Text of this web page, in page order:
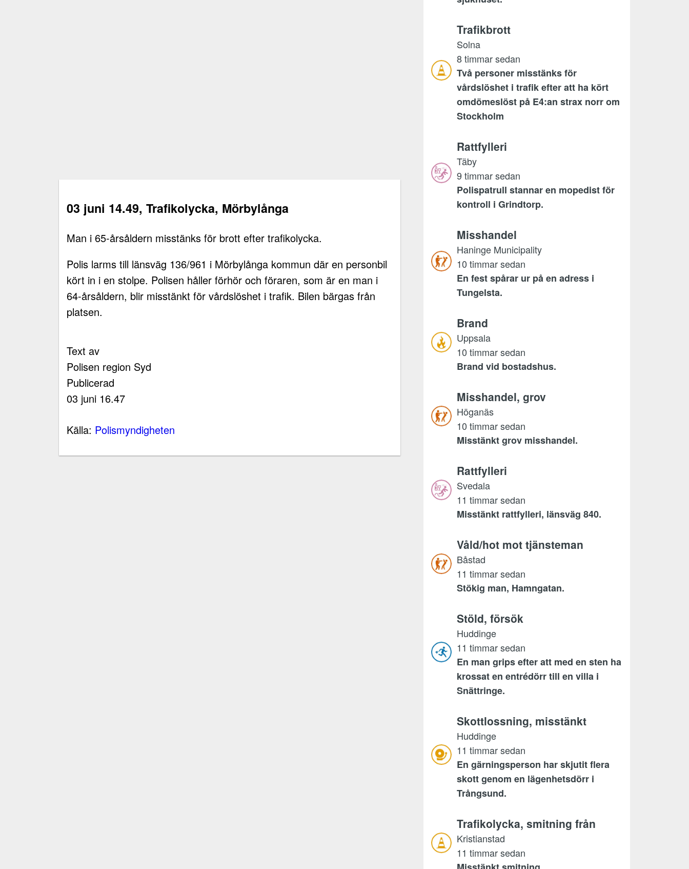
03 juni 14.49, Trafikolycka, Mörbylånga
Man i 65-årsåldern misstänks för brott efter trafikolycka.
Polis larms till länsväg 136/961 i Mörbylånga kommun där en personbil
kört in i en stolpe. Polisen håller förhör och föraren, som är en man i
64-årsåldern, blir misstänkt för vårdslöshet i trafik. Bilen bärgas från
platsen.
Text av
Polisen region Syd
Publicerad
03 juni 16.47
Källa: Polismyndigheten
Trafikbrott
Solna
8 timmar sedan
Två personer misstänks för
vårdslöshet i trafik efter att ha kört
omdömeslöst på E4:an strax norr om
Stockholm
Rattfylleri
Täby
9 timmar sedan
Polispatrull stannar en mopedist för
kontroll i Grindtorp.
Misshandel
Haninge Municipality
10 timmar sedan
En fest spårar ur på en adress i
Tungelsta.
Brand
Uppsala
10 timmar sedan
Brand vid bostadshus.
Misshandel, grov
Höganäs
10 timmar sedan
Misstänkt grov misshandel.
Rattfylleri
Svedala
11 timmar sedan
Misstänkt rattfylleri, länsväg 840.
Våld/hot mot tjänsteman
Båstad
11 timmar sedan
Stökig man, Hamngatan.
Stöld, försök
Huddinge
11 timmar sedan
En man grips efter att med en sten ha
krossat en entrédörr till en villa i
Snättringe.
Skottlossning, misstänkt
Huddinge
11 timmar sedan
En gärningsperson har skjutit flera
skott genom en lägenhetsdörr i
Trångsund.
Trafikolycka, smitning från
Kristianstad
11 timmar sedan